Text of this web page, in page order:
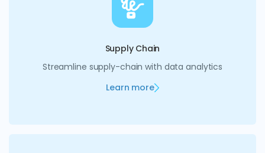
Supply Chain
Streamline supply-chain with data analytics
Learn more